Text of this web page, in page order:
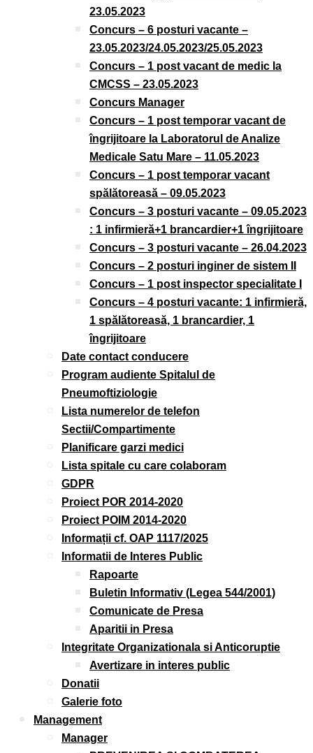
23.05.2023
Concurs – 6 posturi vacante –
23.05.2023/24.05.2023/25.05.2023
Concurs – 1 post vacant de medic la
CMCSS – 23.05.2023
Concurs Manager
Concurs – 1 post temporar vacant de
îngrijitoare la Laboratorul de Analize
Medicale Satu Mare – 11.05.2023
Concurs – 1 post temporar vacant
spălătoreasă – 09.05.2023
Concurs – 3 posturi vacante – 09.05.2023
: 1 infirmieră+1 brancardier+1 îngrijitoare
Concurs – 3 posturi vacante – 26.04.2023
Concurs – 2 posturi inginer de sistem II
Concurs – 1 post inspector specialitate I
Concurs – 4 posturi vacante: 1 infirmieră,
1 spălătoreasă, 1 brancardier, 1
îngrijitoare
Date contact conducere
Program audiente Spitalul de
Pneumoftiziologie
Lista numerelor de telefon
Sectii/Compartimente
Planificare garzi medici
Lista spitale cu care colaboram
GDPR
Proiect POR 2014-2020
Proiect POIM 2014-2020
Informații cf. OAP 1117/2025
Informatii de Interes Public
Rapoarte
Buletin Informativ (Legea 544/2001)
Comunicate de Presa
Aparitii in Presa
Integritate Organizationala si Anticoruptie
Avertizare in interes public
Donatii
Galerie foto
Management
Manager